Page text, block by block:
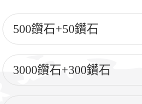
500鑽石+50鑽石
3000鑽石+300鑽石